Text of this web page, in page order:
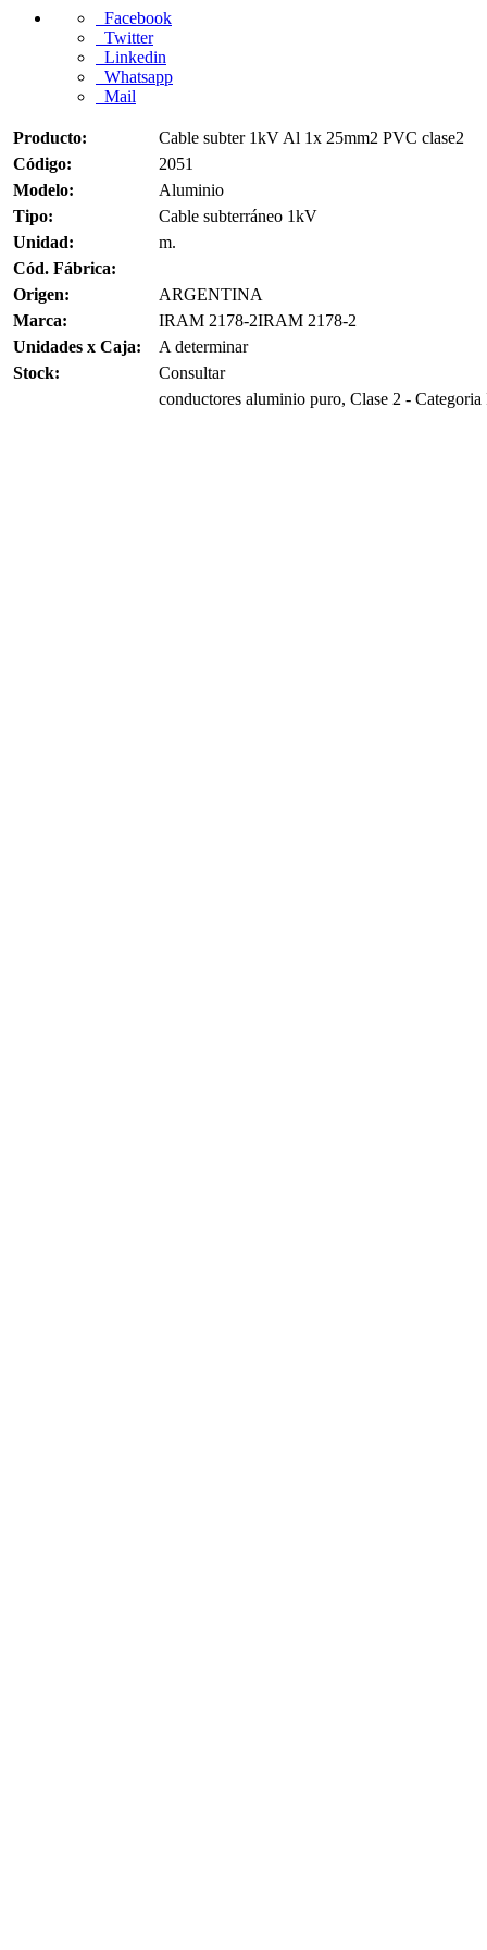
Facebook
Twitter
Linkedin
Whatsapp
Mail
Producto:
Cable subter 1kV Al 1x 25mm2 PVC clase2
Código:
2051
Modelo:
Aluminio
Tipo:
Cable subterráneo 1kV
Unidad:
m.
Cód. Fábrica:
Origen:
ARGENTINA
Marca:
IRAM 2178-2IRAM 2178-2
Unidades x Caja:
A determinar
Stock:
Consultar
conductores aluminio puro, Clase 2 -